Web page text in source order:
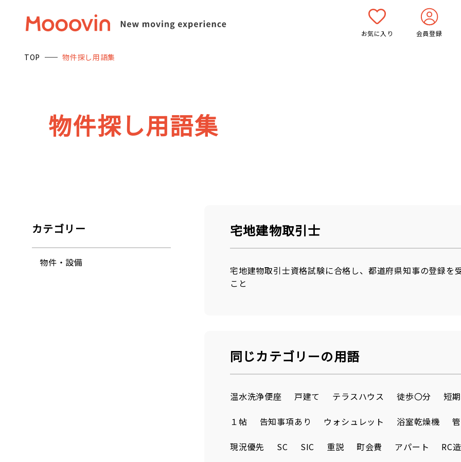
お気に入り 会員登録
TOP 物件探し用語集
物件探し用語集
カテゴリー
物件・設備
宅地建物取引士
宅地建物取引士資格試験に合格し、都道府県知事の登録を
こと
同じカテゴリーの用語
温水洗浄便座 戸建て テラスハウス 徒歩〇分 短
１帖 告知事項あり ウォシュレット 浴室乾燥機
現況優先 SC SIC 重説 町会費 アパート RC造